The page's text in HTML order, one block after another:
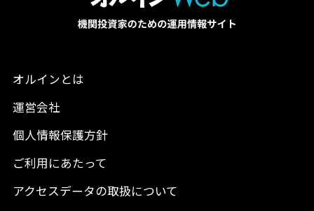
オルインとは
運営会社
個人情報保護方針
ご利用にあたって
アクセスデータの取扱について